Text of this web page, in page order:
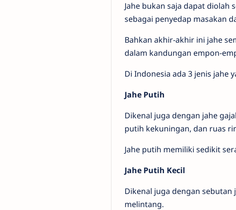
Jahe bukan saja dapat
sebagai penyedap masakan
Bahkan akhir-akhir ini jahe
dalam kandungan empon-
Di Indonesia ada 3 jenis jahe
Jahe Putih
Dikenal juga dengan jahe
putih kekuningan, dan ruas
Jahe putih memiliki sedikit
Jahe Putih Kecil
Dikenal juga dengan
melintang.